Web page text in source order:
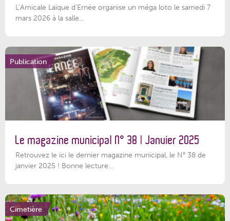
L’Amicale Laïque d’Ernée organise un méga loto le samedi 7
mars 2026 à la salle...
Publication
Le magazine municipal N° 38 | Janvier 2025
Retrouvez le ici le dernier magazine municipal, le N° 38 de
janvier 2025 ! Bonne lecture...
Cimetière